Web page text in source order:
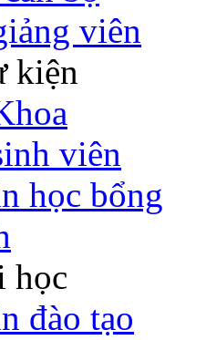
viên
kiện
viên
học bổng
học
đào tạo